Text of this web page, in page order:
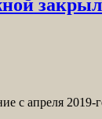
с апреля